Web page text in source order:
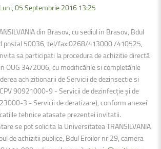
Luni, 05 Septembrie 2016 13:25
din Brasov, cu sediul in Brasov, Bdul
postal 50036, tel/fax:0268/413000 /410525,
sa participati la procedura de achizitie directă
OUG 34/2006, cu modificările si completările
achizitionarii de Servicii de dezinsectie si
90921000-9 - Servicii de dezinfecţie şi de
3 - Servicii de deratizare), conform anexei
tehnice atasate prezentei invitatii.
se pot solicita la Universitatea TRANSILVANIA
de achizitii publice, Bdul Eroilor nr 29, camera